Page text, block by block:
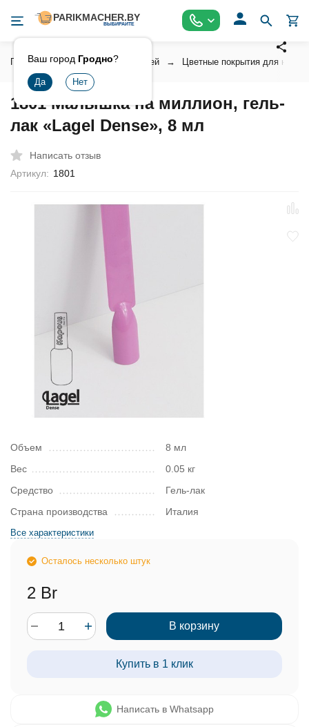
Ваш город Гродно?
Главная Косметика для ногтей Цветные покрытия для ногтей
1801 Малышка на миллион, гель-
лак «Lagel Dense», 8 мл
Написать отзыв
Артикул: 1801
Объем
8 мл
Вес
0.05 кг
Средство
Гель-лак
Страна производства
Италия
Все характеристики
Осталось несколько штук
2 Br
В корзину
Купить в 1 клик
Написать в Whatsapp